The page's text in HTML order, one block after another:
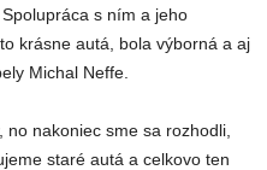
s ním a jeho
krásne autá, bola výborná a aj
Michal Neffe.
no nakoniec sme sa rozhodli,
staré autá a celkovo ten